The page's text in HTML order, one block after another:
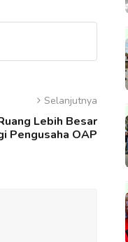
Selanjutnya
Lebih Besar
Pengusaha OAP